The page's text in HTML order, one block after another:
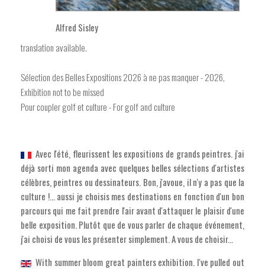
Alfred Sisley
translation available.
Sélection des Belles Expositions 2026 à ne pas manquer - 2026,
Exhibition not to be missed
Pour coupler golf et culture - For golf and culture
Avec l'été, fleurissent les expositions de grands peintres. j'ai
déjà sorti mon agenda avec quelques belles sélections d'artistes
célèbres, peintres ou dessinateurs. Bon, j'avoue, il n'y a pas que la
culture !... aussi je choisis mes destinations en fonction d'un bon
parcours qui me fait prendre l'air avant d'attaquer le plaisir d'une
belle exposition. Plutôt que de vous parler de chaque événement,
j'ai choisi de vous les présenter simplement. A vous de choisir...
With summer bloom great painters exhibition. I've pulled out